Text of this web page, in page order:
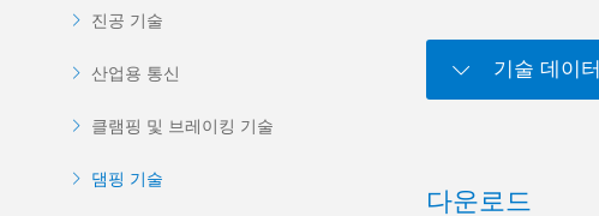
진공 기술
산업용 통신
클램핑 및 브레이킹 기술
댐핑 기술
기술 데이터
다운로드